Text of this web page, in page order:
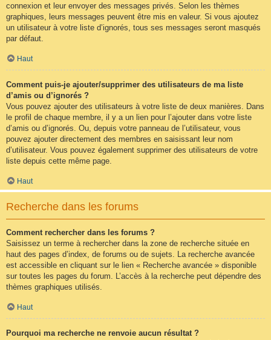
connexion et leur envoyer des messages privés. Selon les thèmes
graphiques, leurs messages peuvent être mis en valeur. Si vous ajoutez
un utilisateur à votre liste d’ignorés, tous ses messages seront masqués
par défaut.
Haut
Comment puis-je ajouter/supprimer des utilisateurs de ma liste
d’amis ou d’ignorés ?
Vous pouvez ajouter des utilisateurs à votre liste de deux manières. Dans
le profil de chaque membre, il y a un lien pour l’ajouter dans votre liste
d’amis ou d’ignorés. Ou, depuis votre panneau de l’utilisateur, vous
pouvez ajouter directement des membres en saisissant leur nom
d’utilisateur. Vous pouvez également supprimer des utilisateurs de votre
liste depuis cette même page.
Haut
Recherche dans les forums
Comment rechercher dans les forums ?
Saisissez un terme à rechercher dans la zone de recherche située en
haut des pages d’index, de forums ou de sujets. La recherche avancée
est accessible en cliquant sur le lien « Recherche avancée » disponible
sur toutes les pages du forum. L’accès à la recherche peut dépendre des
thèmes graphiques utilisés.
Haut
Pourquoi ma recherche ne renvoie aucun résultat ?